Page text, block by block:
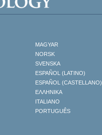
MAGYAR
NORSK
SVENSKA
ESPAÑOL (LATINO)
ESPAÑOL (CASTELLANO)
ΕΛΛΗΝΙΚA
ITALIANO
PORTUGUÊS